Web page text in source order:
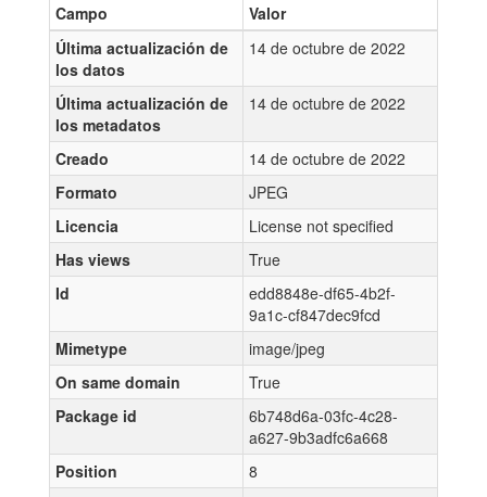
Campo
Valor
Última actualización de
los datos
14 de octubre de 2022
Última actualización de
los metadatos
14 de octubre de 2022
Creado
14 de octubre de 2022
Formato
JPEG
Licencia
License not specified
Has views
True
Id
edd8848e-df65-4b2f-
9a1c-cf847dec9fcd
Mimetype
image/jpeg
On same domain
True
Package id
6b748d6a-03fc-4c28-
a627-9b3adfc6a668
Position
8